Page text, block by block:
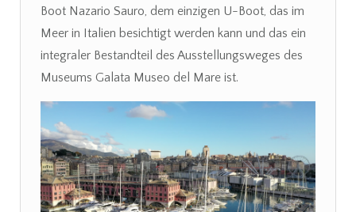
Boot Nazario Sauro, dem einzigen U-Boot, das im
Meer in Italien besichtigt werden kann und das ein
integraler Bestandteil des Ausstellungsweges des
Museums Galata Museo del Mare ist.